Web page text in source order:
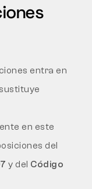
entra en
en este
del
y del Código